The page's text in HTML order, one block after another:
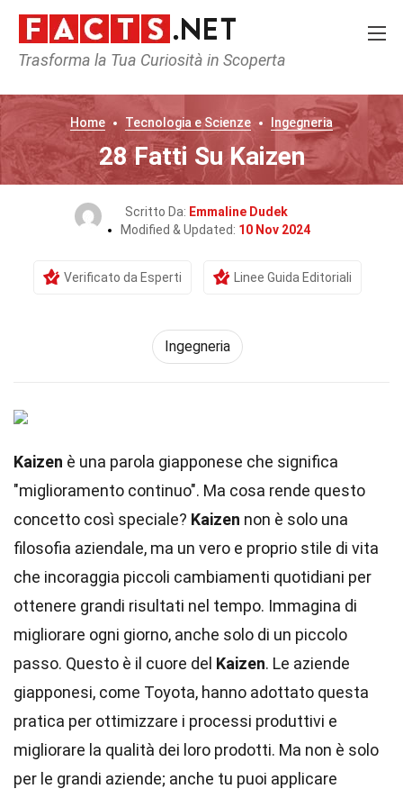
Trasforma la Tua Curiosità in Scoperta
Home Tecnologia e Scienze Ingegneria
28 Fatti Su Kaizen
Scritto Da: Emmaline Dudek
Modified & Updated: 10 Nov 2024
Verificato da Esperti Linee Guida Editoriali
Ingegneria
Kaizen è una parola giapponese che significa
"miglioramento continuo". Ma cosa rende questo
concetto così speciale? Kaizen non è solo una
filosofia aziendale, ma un vero e proprio stile di vita
che incoraggia piccoli cambiamenti quotidiani per
ottenere grandi risultati nel tempo. Immagina di
migliorare ogni giorno, anche solo di un piccolo
passo. Questo è il cuore del Kaizen. Le aziende
giapponesi, come Toyota, hanno adottato questa
pratica per ottimizzare i processi produttivi e
migliorare la qualità dei loro prodotti. Ma non è solo
per le grandi aziende; anche tu puoi applicare